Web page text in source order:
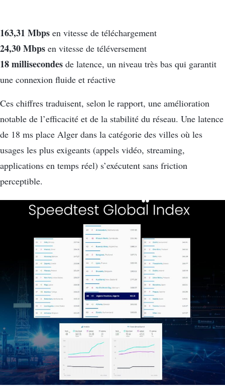
163,31 Mbps en vitesse de téléchargement
24,30 Mbps en vitesse de téléversement
18 millisecondes de latence, un niveau très bas qui garantit
une connexion fluide et réactive
Ces chiffres traduisent, selon le rapport, une amélioration
notable de l’efficacité et de la stabilité du réseau. Une latence
de 18 ms place Alger dans la catégorie des villes où les
usages les plus exigeants (appels vidéo, streaming,
applications en temps réel) s’exécutent sans friction
perceptible.